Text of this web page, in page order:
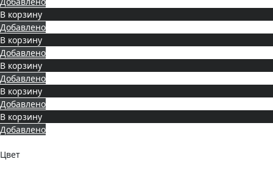
В корзину
Добавлено
В корзину
Добавлено
В корзину
Добавлено
В корзину
Добавлено
В корзину
Добавлено
Цвет